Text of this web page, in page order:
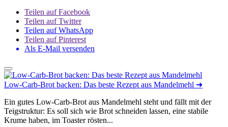
Teilen auf Facebook
Teilen auf Twitter
Teilen auf WhatsApp
Teilen auf Pinterest
Als E-Mail versenden
Low-Carb-Brot backen: Das beste Rezept aus Mandelmehl ➜
Ein gutes Low-Carb-Brot aus Mandelmehl steht und fällt mit der
Teigstruktur: Es soll sich wie Brot schneiden lassen, eine stabile
Krume haben, im Toaster rösten...